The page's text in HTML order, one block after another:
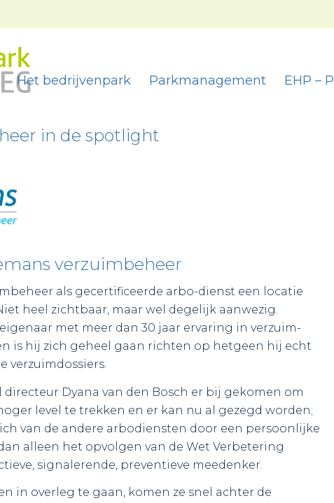
Het bedrijvenpark Parkmanagement EHP – P
in de spotlight
verzuimbeheer
als gecertificeerde arbo-dienst een locatie
heel zichtbaar, maar wel degelijk aanwezig.
met meer dan 30 jaar ervaring in verzuim-
is hij zich geheel gaan richten op hetgeen hij echt
verzuimdossiers.
directeur Dyana van den Bosch er bij gekomen om
level te trekken en er kan nu al gezegd worden;
van de andere arbodiensten door een persoonlijke
alleen het opvolgen van de Wet Verbetering
signalerende, preventieve meedenker.
in overleg te gaan, komen ze snel achter de